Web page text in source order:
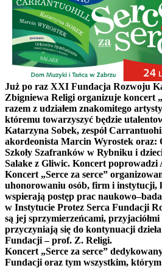
Już po raz XXI Fundacja Rozwoju
Zbigniewa Religi organizuje koncert
razem z udziałem znakomitego
któremu towarzyszyć będzie
Katarzyna Sobek, zespół
akordeonista Marcin Wyrostek oraz:
Szkoły Szafranków w Rybniku i
Salake z Gliwic. Koncert poprowadzi
Koncert „Serce za serce”
uhonorowaniu osób, firm i instytucji,
wspierają postęp prac
w Instytucie Protez Serca Fundacji
są jej sprzymierzeńcami,
przyczyniają się do kontynuacji
Fundacji – prof. Z. Religi.
Koncert „Serce za serce”
Fundacji oraz tym wszystkim, którym